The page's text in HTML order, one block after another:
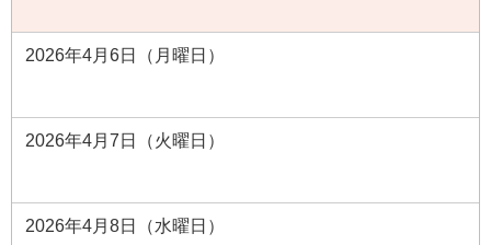
2026年4月6日（月曜日）
2026年4月7日（火曜日）
2026年4月8日（水曜日）